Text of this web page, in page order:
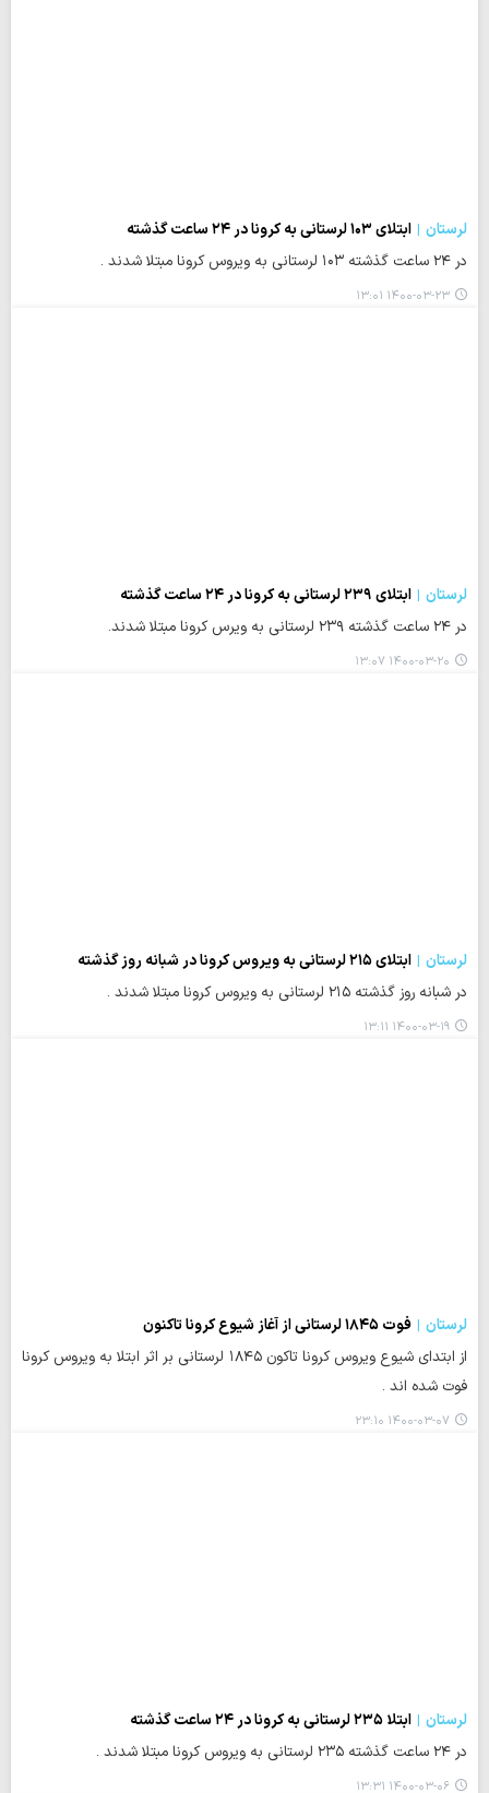
لرستان
ابتلای ۱۰۳ لرستانی به کرونا در ۲۴ ساعت گذشته
در ۲۴ ساعت گذشته ۱۰۳ لرستانی به ویروس کرونا مبتلا شدند .
۱۴۰۰-۰۳-۲۳ ۱۳:۰۱
لرستان
ابتلای ۲۳۹ لرستانی به کرونا در ۲۴ ساعت گذشته
در ۲۴ ساعت گذشته ۲۳۹ لرستانی به ویرس کرونا مبتلا شدند.
۱۴۰۰-۰۳-۲۰ ۱۳:۰۷
لرستان
ابتلای ۲۱۵ لرستانی به ویروس کرونا در شبانه روز گذشته
در شبانه روز گذشته ۲۱۵ لرستانی به ویروس کرونا مبتلا شدند .
۱۴۰۰-۰۳-۱۹ ۱۳:۱۱
لرستان
فوت ۱۸۴۵ لرستانی از آغاز شیوع کرونا تاکنون
از ابتدای شیوع ویروس کرونا تاکون ۱۸۴۵ لرستانی بر اثر ابتلا به ویروس کرونا
فوت شده اند .
۱۴۰۰-۰۳-۰۷ ۲۳:۱۰
لرستان
ابتلا ۲۳۵ لرستانی به کرونا در ۲۴ ساعت گذشته
در ۲۴ ساعت گذشته ۲۳۵ لرستانی به ویروس کرونا مبتلا شدند .
۱۴۰۰-۰۳-۰۶ ۱۳:۳۱